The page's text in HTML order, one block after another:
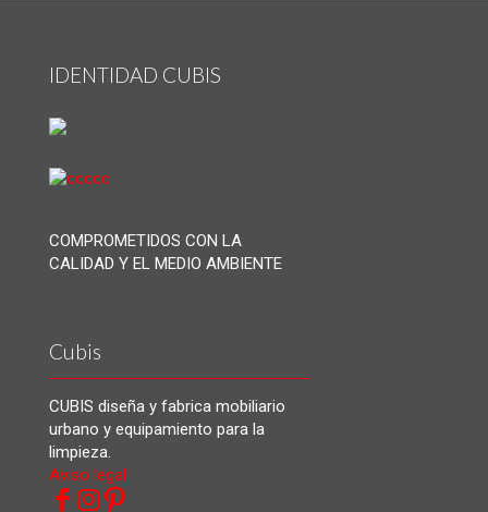
IDENTIDAD CUBIS
COMPROMETIDOS CON LA
CALIDAD Y EL MEDIO AMBIENTE
Cubis
CUBIS diseña y fabrica mobiliario
urbano y equipamiento para la
limpieza.
Aviso legal